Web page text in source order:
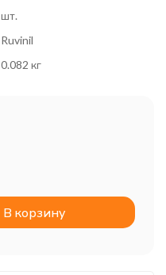
шт.
Ruvinil
0.082 кг
В корзину